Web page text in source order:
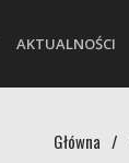
AKTUALNOŚCI
Główna /